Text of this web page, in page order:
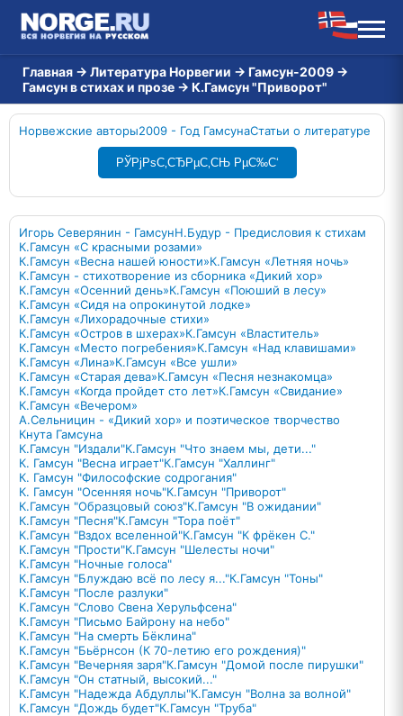
Главная → Литература Норвегии → Гамсун-2009 →
Гамсун в стихах и прозе → К.Гамсун "Приворот"
Норвежские авторы2009 - Год ГамсунаСтатьи о литературе
РЎРјРѕС‚СЂРµС‚СЊ РµС‰С‘
Игорь Северянин - ГамсунН.Будур - Предисловия к стихам
К.Гамсун «С красными розами»
К.Гамсун «Весна нашей юности»К.Гамсун «Летняя ночь»
К.Гамсун - стихотворение из сборника «Дикий хор»
К.Гамсун «Осенний день»К.Гамсун «Поюший в лесу»
К.Гамсун «Сидя на опрокинутой лодке»
К.Гамсун «Лихорадочные стихи»
К.Гамсун «Остров в шхерах»К.Гамсун «Властитель»
К.Гамсун «Место погребения»К.Гамсун «Над клавишами»
К.Гамсун «Лина»К.Гамсун «Все ушли»
К.Гамсун «Старая дева»К.Гамсун «Песня незнакомца»
К.Гамсун «Когда пройдет сто лет»К.Гамсун «Свидание»
К.Гамсун «Вечером»
А.Сельницин - «Дикий хор» и поэтическое творчество
Кнута Гамсуна
К.Гамсун "Издали"К.Гамсун "Что знаем мы, дети..."
К. Гамсун "Весна играет"К.Гамсун "Халлинг"
К. Гамсун "Философские содрогания"
К. Гамсун "Осенняя ночь"К.Гамсун "Приворот"
К.Гамсун "Образцовый союз"К.Гамсун "В ожидании"
К.Гамсун "Песня"К.Гамсун "Тора поёт"
К.Гамсун "Вздох вселенной"К.Гамсун "К фрёкен С."
К.Гамсун "Прости"К.Гамсун "Шелесты ночи"
К.Гамсун "Ночные голоса"
К.Гамсун "Блуждаю всё по лесу я..."К.Гамсун "Тоны"
К.Гамсун "После разлуки"
К.Гамсун "Слово Свена Херульфсена"
К.Гамсун "Письмо Байрону на небо"
К.Гамсун "На смерть Бёклина"
К.Гамсун "Бьёрнсон (К 70-летию его рождения)"
К.Гамсун "Вечерняя заря"К.Гамсун "Домой после пирушки"
К.Гамсун "Он статный, высокий..."
К.Гамсун "Надежда Абдуллы"К.Гамсун "Волна за волной"
К.Гамсун "Дождь будет"К.Гамсун "Труба"